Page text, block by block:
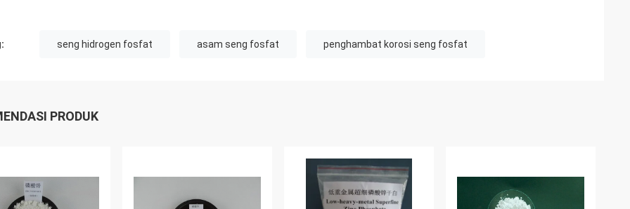
seng hidrogen fosfat asam seng fosfat penghambat korosi seng fosfat
PRODUK